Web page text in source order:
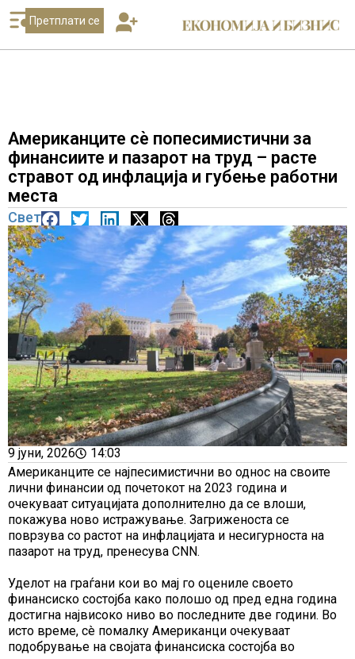
Претплати се
Американците сè попесимистични за
финансиите и пазарот на труд – расте
стравот од инфлација и губење работни
места
Свет
9 јуни, 2026
14:03
Американците се најпесимистични во однос на своите
лични финансии од почетокот на 2023 година и
очекуваат ситуацијата дополнително да се влоши,
покажува ново истражување. Загриженоста се
поврзува со растот на инфлацијата и несигурноста на
пазарот на труд, пренесува CNN.
Уделот на граѓани кои во мај го оцениле своето
финансиско состојба како полошо од пред една година
достигна највисоко ниво во последните две години. Во
исто време, сè помалку Американци очекуваат
подобрување на својата финансиска состојба во